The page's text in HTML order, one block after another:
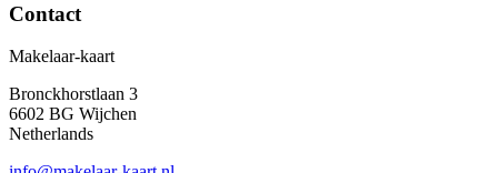
Contact
Makelaar-kaart
Bronckhorstlaan 3
6602 BG Wijchen
Netherlands